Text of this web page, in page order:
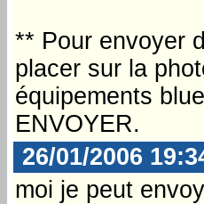
** Pour envoyer
placer sur la
équipements
ENVOYER.
26/01/2006
moi je peut